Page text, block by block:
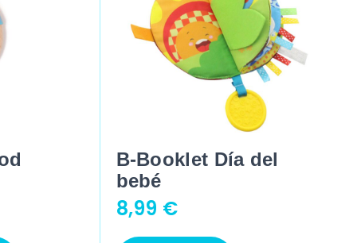
B-Booklet Día del
bebé
8,99 €